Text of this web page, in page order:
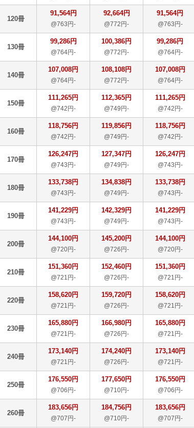
120冊
91,564円
@763円-
92,664円
@772円-
91,564円
@763円-
130冊
99,286円
@764円-
100,386円
@772円-
99,286円
@764円-
140冊
107,008円
@764円-
108,108円
@772円-
107,008円
@764円-
150冊
111,265円
@742円-
112,365円
@749円-
111,265円
@742円-
160冊
118,756円
@742円-
119,856円
@749円-
118,756円
@742円-
170冊
126,247円
@743円-
127,347円
@749円-
126,247円
@743円-
180冊
133,738円
@743円-
134,838円
@749円-
133,738円
@743円-
190冊
141,229円
@743円-
142,329円
@749円-
141,229円
@743円-
200冊
144,100円
@720円-
145,200円
@726円-
144,100円
@720円-
210冊
151,360円
@721円-
152,460円
@726円-
151,360円
@721円-
220冊
158,620円
@721円-
159,720円
@726円-
158,620円
@721円-
230冊
165,880円
@721円-
166,980円
@726円-
165,880円
@721円-
240冊
173,140円
@721円-
174,240円
@726円-
173,140円
@721円-
250冊
176,550円
@706円-
177,650円
@710円-
176,550円
@706円-
260冊
183,656円
@707円-
184,756円
@710円-
183,656円
@707円-